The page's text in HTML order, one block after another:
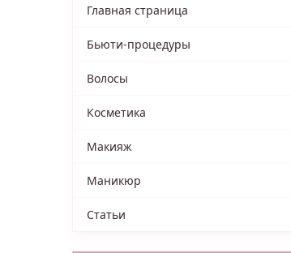
Главная страница
Бьюти-процедуры
Волосы
Косметика
Макияж
Маникюр
Статьи